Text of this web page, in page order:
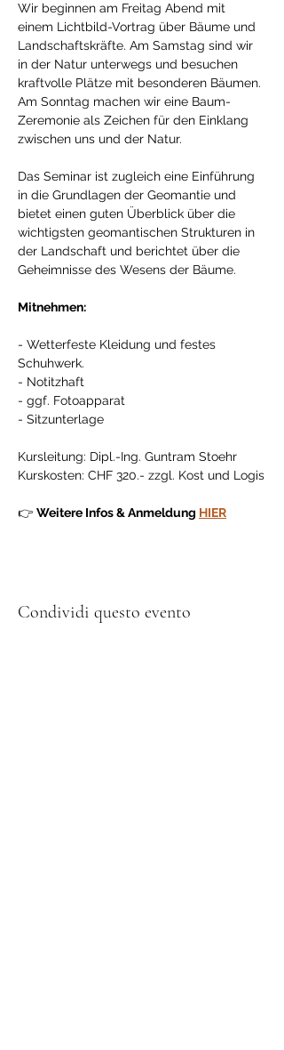
Wir beginnen am Freitag Abend mit
einem Lichtbild-Vortrag über Bäume und
Landschaftskräfte. Am Samstag sind wir
in der Natur unterwegs und besuchen
kraftvolle Plätze mit besonderen Bäumen.
Am Sonntag machen wir eine Baum-
Zeremonie als Zeichen für den Einklang
zwischen uns und der Natur.
Das Seminar ist zugleich eine Einführung
in die Grundlagen der Geomantie und
bietet einen guten Überblick über die
wichtigsten geomantischen Strukturen in
der Landschaft und berichtet über die
Geheimnisse des Wesens der Bäume.
Mitnehmen:
- Wetterfeste Kleidung und festes
Schuhwerk.
- Notitzhaft
- ggf. Fotoapparat
- Sitzunterlage
Kursleitung: Dipl.-Ing. Guntram Stoehr
Kurskosten: CHF 320.- zzgl. Kost und Logis
👉 Weitere Infos & Anmeldung HIER
Condividi questo evento